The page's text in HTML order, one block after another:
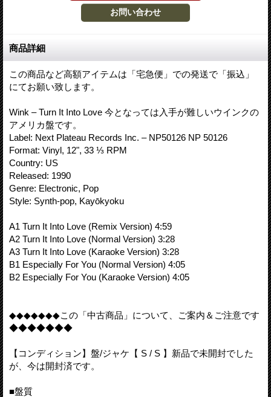
商品詳細
この商品など高額アイテムは「宅急便」での発送で「振込」
にてお願い致します。
Wink – Turn It Into Love 今となっては入手が難しいウインクの
アメリカ盤です。
Label: Next Plateau Records Inc. – NP50126 NP 50126
Format: Vinyl, 12", 33 ⅓ RPM
Country: US
Released: 1990
Genre: Electronic, Pop
Style: Synth-pop, Kayōkyoku
A1 Turn It Into Love (Remix Version) 4:59
A2 Turn It Into Love (Normal Version) 3:28
A3 Turn It Into Love (Karaoke Version) 3:28
B1 Especially For You (Normal Version) 4:05
B2 Especially For You (Karaoke Version) 4:05
◆◆◆◆◆◆◆この「中古商品」について、ご案内＆ご注意です
◆◆◆◆◆◆◆
【コンディション】盤/ジャケ【 S / S 】新品で未開封でした
が、今は開封済です。
■盤質